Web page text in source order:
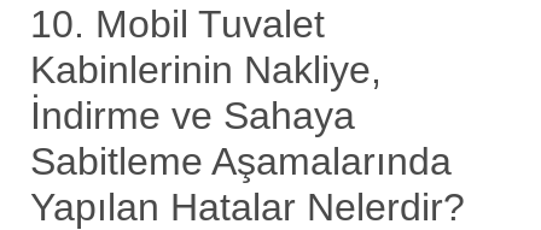
10. Mobil Tuvalet
Kabinlerinin Nakliye,
İndirme ve Sahaya
Sabitleme Aşamalarında
Yapılan Hatalar Nelerdir?